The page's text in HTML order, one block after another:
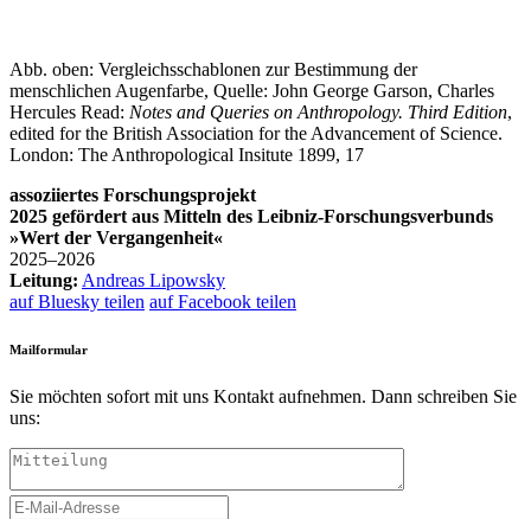
Abb. oben: Vergleichsschablonen zur Bestimmung der
menschlichen Augenfarbe, Quelle: John George Garson, Charles
Hercules Read: Notes and Queries on Anthropology. Third Edition,
edited for the British Association for the Advancement of Science.
London: The Anthropological Insitute 1899, 17
assoziiertes Forschungsprojekt
2025 gefördert aus Mitteln des Leibniz-Forschungsverbunds
»Wert der Vergangenheit«
2025–2026
Leitung: Andreas Lipowsky
auf Bluesky teilen auf Facebook teilen
Mailformular
Sie möchten sofort mit uns Kontakt aufnehmen. Dann schreiben Sie
uns: